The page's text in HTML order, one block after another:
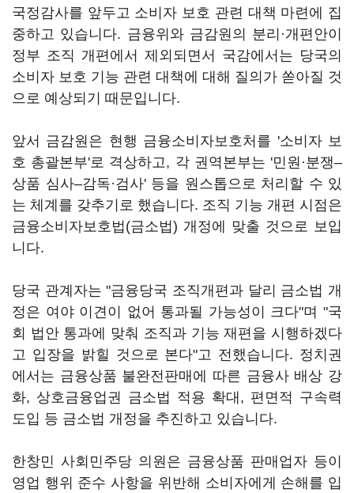
국정감사를 앞두고 소비자 보호 관련 대책 마련에 집
중하고 있습니다. 금융위와 금감원의 분리·개편안이
정부 조직 개편에서 제외되면서 국감에서는 당국의
소비자 보호 기능 관련 대책에 대해 질의가 쏟아질 것
으로 예상되기 때문입니다.
앞서 금감원은 현행 금융소비자보호처를 '소비자 보
호 총괄본부'로 격상하고, 각 권역본부는 '민원·분쟁–
상품 심사–감독·검사' 등을 원스톱으로 처리할 수 있
는 체계를 갖추기로 했습니다. 조직 기능 개편 시점은
금융소비자보호법(금소법) 개정에 맞출 것으로 보입
니다.
당국 관계자는 "금융당국 조직개편과 달리 금소법 개
정은 여야 이견이 없어 통과될 가능성이 크다"며 "국
회 법안 통과에 맞춰 조직과 기능 재편을 시행하겠다
고 입장을 밝힐 것으로 본다"고 전했습니다. 정치권
에서는 금융상품 불완전판매에 따른 금융사 배상 강
화, 상호금융업권 금소법 적용 확대, 편면적 구속력
도입 등 금소법 개정을 추진하고 있습니다.
한창민 사회민주당 의원은 금융상품 판매업자 등이
영업 행위 준수 사항을 위반해 소비자에게 손해를 입